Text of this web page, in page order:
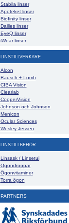
Stabila linser
Apoteket linser
Biofinity linser
Dailies linser
EyeQ linser
iWear linser
LINSTILLVERKARE
Alcon
Bausch + Lomb
CIBA Vision
Clearlab
CooperVision
Johnson och Johnson
Menicon
Ocular Sciences
Wesley Jessen
LINSTILLBEHÖR
Linsask / Linsetui
Ögondroppar
Ögonvitaminer
Torra ögon
PARTNERS